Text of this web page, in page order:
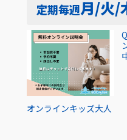
定期毎週月/火/
オンラインキッズ大人